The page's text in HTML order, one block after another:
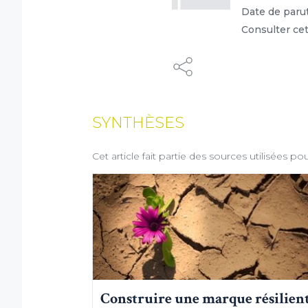
Date de
Consulter
SYNTHÈSES
Cet article fait partie des sources utilisées
Construire une marque
votre